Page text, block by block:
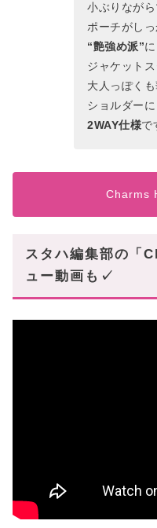
小ぶりなが
ポーチがしっ
“艶強め派”
ジャケットス
大人っぽくも
ショルダー
2WAY仕様で
Charms
スタハ編集部の「
ュー動画も✓